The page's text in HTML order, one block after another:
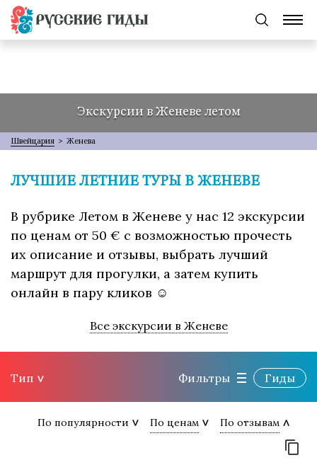
Экскурсии в Женеве летом
Швейцария > Женева
ЛУЧШИЕ ЛЕТНИЕ ТУРЫ В ЖЕНЕВЕ
В рубрике Летом в Женеве у нас 12 экскурсии
по ценам от 50 € с возможностью прочесть
их описание и отзывы, выбрать лучший
маршрут для прогулки, а затем купить
онлайн в пару кликов ☺
Все экскурсии в Женеве
Тип Фильтры Гиды
По популярности По ценам По отзывам